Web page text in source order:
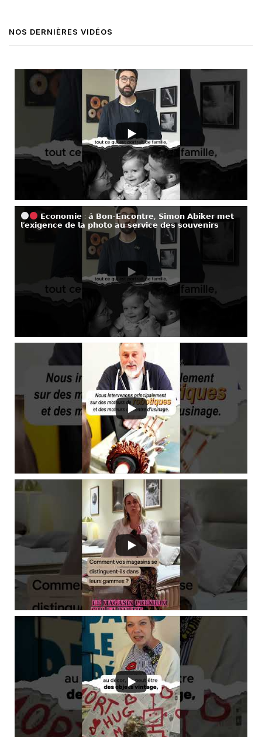
NOS DERNIÈRES VIDÉOS
𝗘𝗰𝗼𝗻𝗼𝗺𝗶𝗲 : 𝗮̀ 𝗕𝗼𝗻-𝗘𝗻𝗰𝗼𝗻𝘁𝗿𝗲, 𝗦𝗶𝗺𝗼𝗻 𝗔𝗯𝗶𝗸𝗲𝗿 𝗺𝗲𝘁
𝗹’𝗲𝘅𝗶𝗴𝗲𝗻𝗰𝗲 𝗱𝗲 𝗹𝗮 𝗽𝗵𝗼𝘁𝗼 𝗮𝘂 𝘀𝗲𝗿𝘃𝗶𝗰𝗲 𝗱𝗲𝘀 𝘀𝗼𝘂𝘃𝗲𝗻𝗶𝗿𝘀